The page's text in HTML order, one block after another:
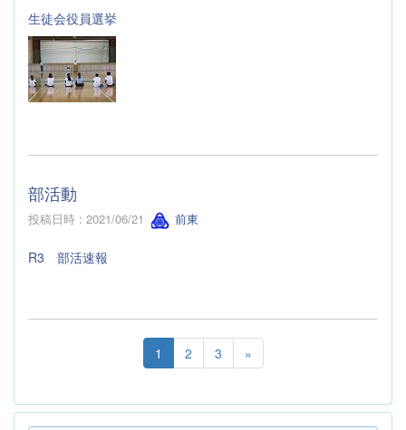
生徒会役員選挙
部活動
投稿日時 : 2021/06/21 前東
R3 部活速報
1 2 3 »